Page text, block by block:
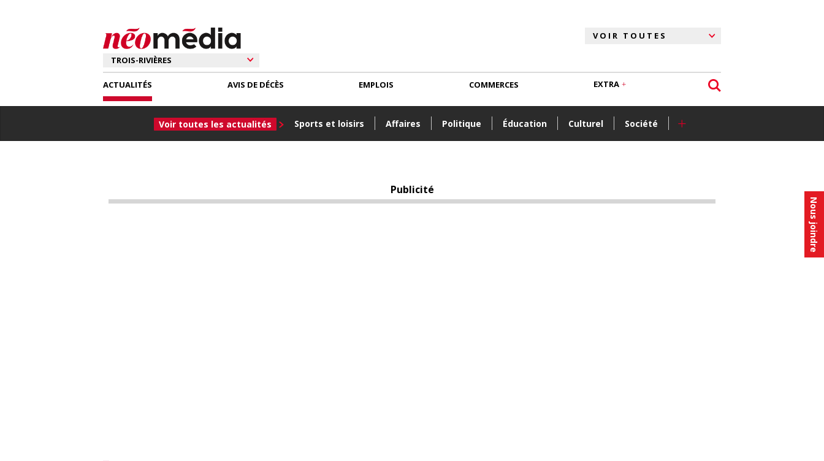
Nous joindre
ACTUALITÉS
Voir toutes les actualités Sports et loisirs Affaires Politique Éducation Culturel Société +
AVIS DE DÉCÈS EMPLOIS COMMERCES EXTRA
Publicité